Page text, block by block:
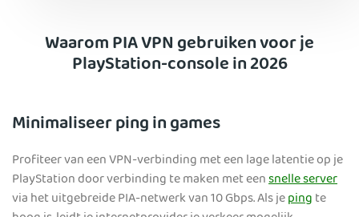
Waarom PIA VPN gebruiken voor je
PlayStation-console in 2026
Minimaliseer ping in games
Profiteer van een VPN-verbinding met een lage latentie op je
PlayStation door verbinding te maken met eensnelle server
via het uitgebreide PIA-netwerk van 10 Gbps. Als jepingte